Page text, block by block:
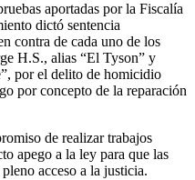
aportadas por la Fiscalía
dictó sentencia
contra de cada uno de los
H.S., alias “El Tyson” y
por el delito de homicidio
por concepto de la reparación
de realizar trabajos
apego a la ley para que las
acceso a la justicia.